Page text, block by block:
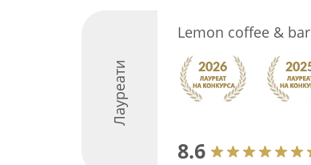
Лауреати
Lemon coffee & bar
8.6